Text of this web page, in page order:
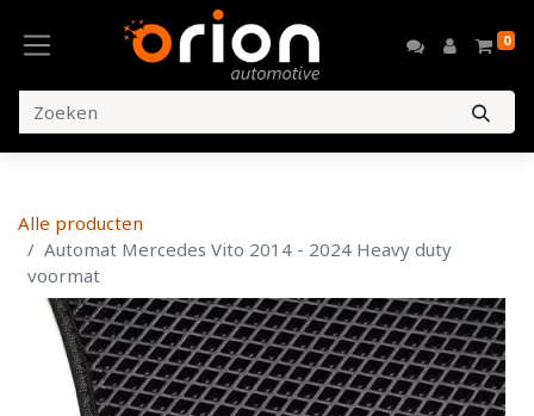
0
Alle producten
Automat Mercedes Vito 2014 - 2024 Heavy duty
voormat